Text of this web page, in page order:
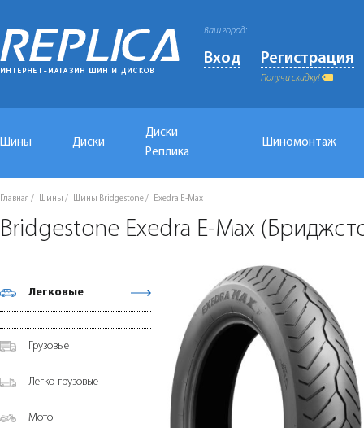
Ваш город:
Вход Регистрация
Получи скидку!
Шины Диски
Диски
Реплика
Шиномонтаж
Главная Шины Шины Bridgestone Exedra E-Max
Bridgestone Exedra E-Max
Легковые
Грузовые
Легко-грузовые
Мото